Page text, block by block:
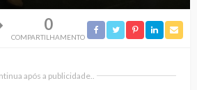
0
COMPARTILHAMENTO
após a publicidade..